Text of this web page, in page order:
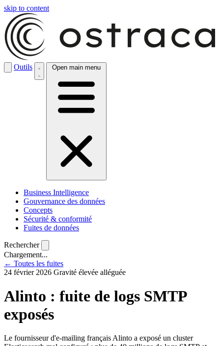
skip to content
Outils Open main menu
Business Intelligence
Gouvernance des données
Concepts
Sécurité & conformité
Fuites de données
Rechercher
Chargement...
← Toutes les fuites
24 février 2026 Gravité élevée alléguée
Alinto : fuite de logs SMTP
exposés
Le fournisseur d'e-mailing français Alinto a exposé un cluster